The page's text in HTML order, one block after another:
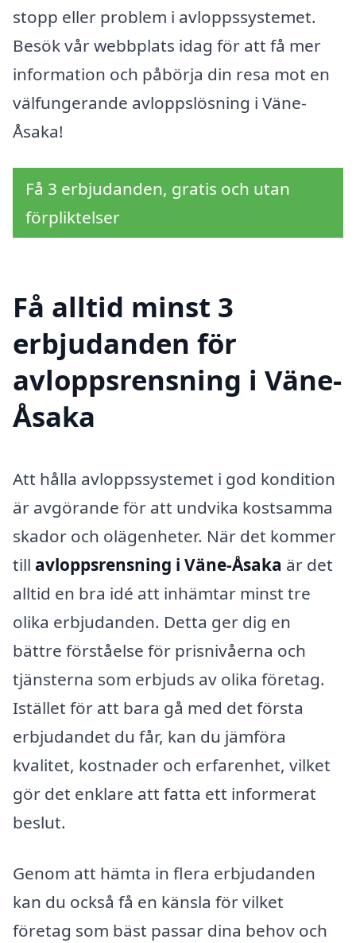
stopp eller problem i avloppssystemet.
Besök vår webbplats idag för att få mer
information och påbörja din resa mot en
välfungerande avloppslösning i Väne-
Åsaka!
Få 3 erbjudanden, gratis och utan
förpliktelser
Få alltid minst 3
erbjudanden för
avloppsrensning i Väne-
Åsaka
Att hålla avloppssystemet i god kondition
är avgörande för att undvika kostsamma
skador och olägenheter. När det kommer
till avloppsrensning i Väne-Åsaka är det
alltid en bra idé att inhämtar minst tre
olika erbjudanden. Detta ger dig en
bättre förståelse för prisnivåerna och
tjänsterna som erbjuds av olika företag.
Istället för att bara gå med det första
erbjudandet du får, kan du jämföra
kvalitet, kostnader och erfarenhet, vilket
gör det enklare att fatta ett informerat
beslut.
Genom att hämta in flera erbjudanden
kan du också få en känsla för vilket
företag som bäst passar dina behov och